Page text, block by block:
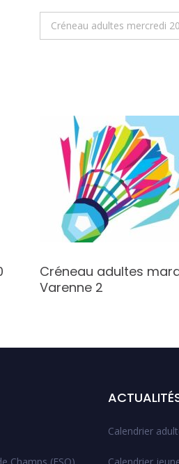
Créneau adultes mercredi
Créneau adultes
Varenne 2
Calendrier